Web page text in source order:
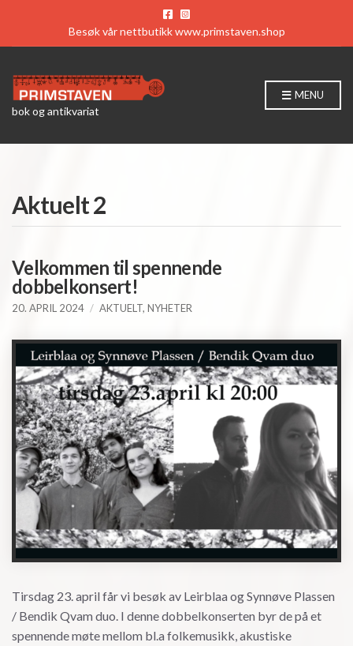
Besøk vår nettbutikkwww.primstaven.shop
bok og antikvariat
MENU
Aktuelt 2
Velkommen til spennende
dobbelkonsert!
20. APRIL 2024 AKTUELT, NYHETER
Tirsdag 23. april får vi besøk av Leirblaa og Synnøve Plassen
/ Bendik Qvam duo. I denne dobbelkonserten byr de på et
spennende møte mellom bl.a folkemusikk, akustiske